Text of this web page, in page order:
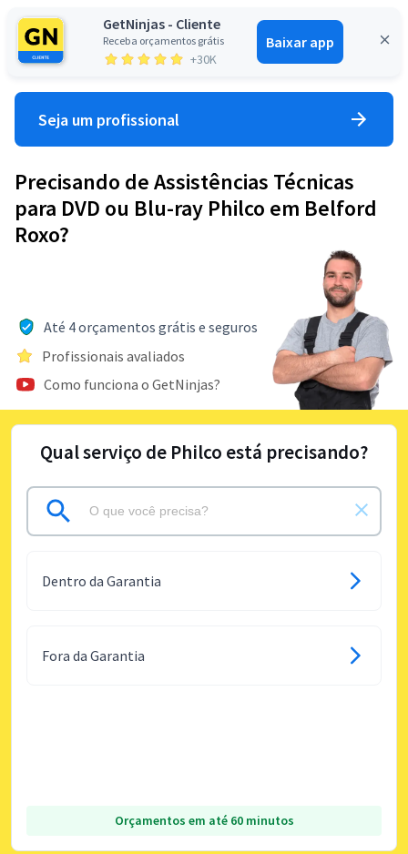
GetNinjas - Cliente
Receba orçamentos grátis
+30K
Baixar app
Entrar
Seja um profissional
Precisando de Assistências Técnicas
para DVD ou Blu-ray Philco em Belford
Roxo?
Até 4 orçamentos grátis e seguros
Profissionais avaliados
Como funciona o GetNinjas?
Qual serviço de Philco está precisando?
Dentro da Garantia
Fora da Garantia
Orçamentos em até 60 minutos